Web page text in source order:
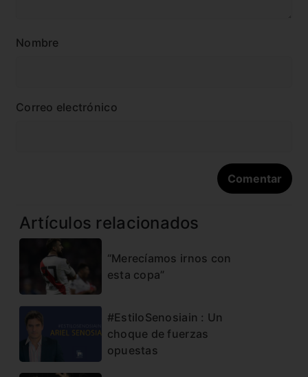
Nombre
Correo electrónico
Artículos relacionados
“Merecíamos irnos con
esta copa”
#EstiloSenosiain : Un
choque de fuerzas
opuestas